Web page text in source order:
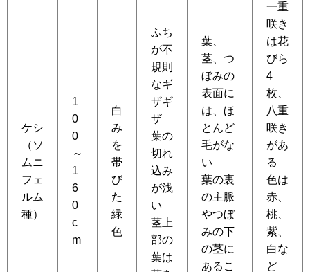
ケシ
（ソ
ムニ
フェ
ルム
種）
1
0
0
～
1
6
0
c
m
白
み
を
帯
び
た
緑
色
ふち
が不
規則
なギ
ザギ
ザ
葉の
切れ
込み
が浅
い
茎上
部の
葉は
葉、
茎、つ
ぼみの
表面に
は、ほ
とんど
毛がな
い
葉の裏
の主脈
やつぼ
みの下
の茎に
あるこ
一重
咲き
は花
びら
4
枚、
八重
咲き
があ
る
色は
赤、
桃、
紫、
白な
ど